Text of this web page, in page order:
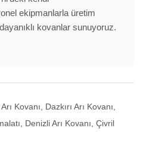
ekipmanlarla üretim
kovanlar sunuyoruz.
Kovanı, Dazkırı Arı Kovanı,
Denizli Arı Kovanı, Çivril